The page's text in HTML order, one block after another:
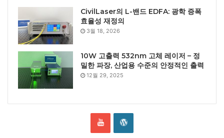
CivilLaser의 L-밴드 EDFA: 광학 증폭
효율성 재정의
3월 18, 2026
10W 고출력 532nm 고체 레이저 – 정
밀한 파장, 산업용 수준의 안정적인 출력
12월 29, 2025